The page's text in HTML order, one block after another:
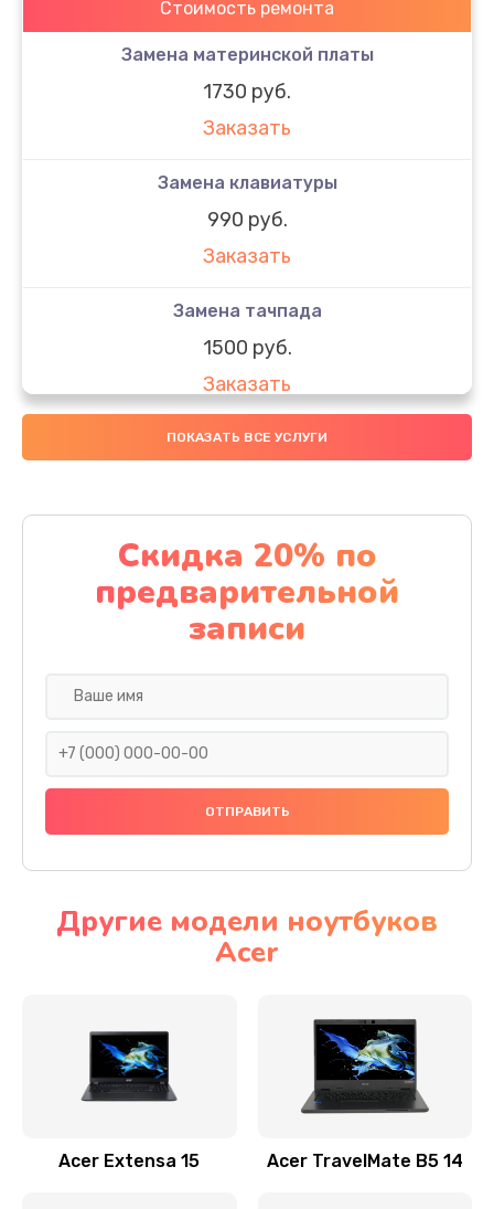
Стоимость ремонта
Замена материнской платы
1730 руб.
Заказать
Замена клавиатуры
990 руб.
Заказать
Замена тачпада
1500 руб.
Заказать
Замена южного моста
Заказать
Чистка от пыли
1060 руб.
Заказать
Ремонт подсветки
Настройка BIOS
Замена видеочипа
Заказать
ПОКАЗАТЬ ВСЕ УСЛУГИ
Скидка 20% по
предварительной
записи
Другие модели ноутбуков
Acer
Acer Extensa 15 Acer TravelMate B5 14